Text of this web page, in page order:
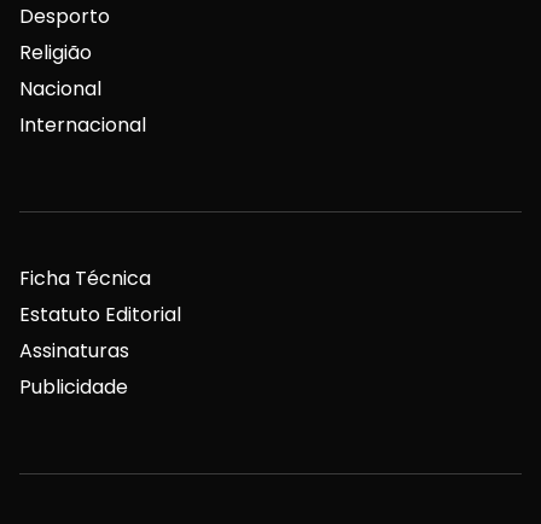
Desporto
Religião
Nacional
Internacional
Ficha Técnica
Estatuto Editorial
Assinaturas
Publicidade